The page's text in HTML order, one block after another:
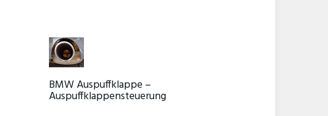
BMW Auspuffklappe –
Auspuffklappensteuerung